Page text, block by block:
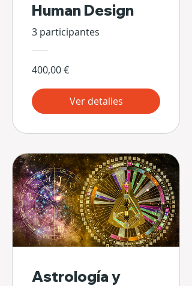
Human Design
3 participantes
400,00 €
Ver detalles
Astrología y